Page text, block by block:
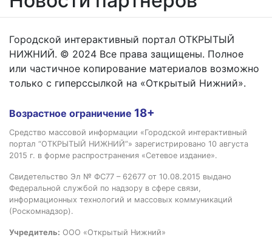
Городской интерактивный портал ОТКРЫТЫЙ
НИЖНИЙ. © 2024 Все права защищены. Полное
или частичное копирование материалов возможно
только с гиперссылкой на «Открытый Нижний».
Возрастное ограничение 18+
Средство массовой информации «Городской интерактивный
портал “ОТКРЫТЫЙ НИЖНИЙ”» зарегистрировано 10 августа
2015 г. в форме распространения «Сетевое издание».
Свидетельство Эл № ФС77 – 62677 от 10.08.2015 выдано
Федеральной службой по надзору в сфере связи,
информационных технологий и массовых коммуникаций
(Роскомнадзор).
Учредитель: ООО «Открытый Нижний»